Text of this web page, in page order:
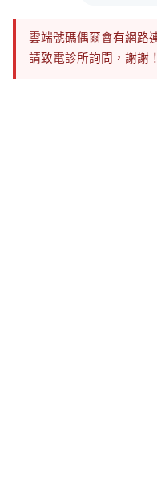
雲端號碼偶爾會有網路
請致電診所詢問，謝謝！